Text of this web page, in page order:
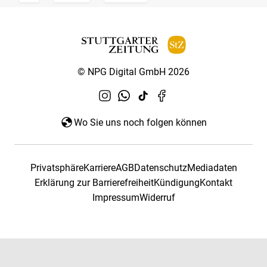
© NPG Digital GmbH 2026
Wo Sie uns noch folgen können
PrivatsphäreKarriereAGBDatenschutzMediadaten
Erklärung zur BarrierefreiheitKündigungKontakt
ImpressumWiderruf